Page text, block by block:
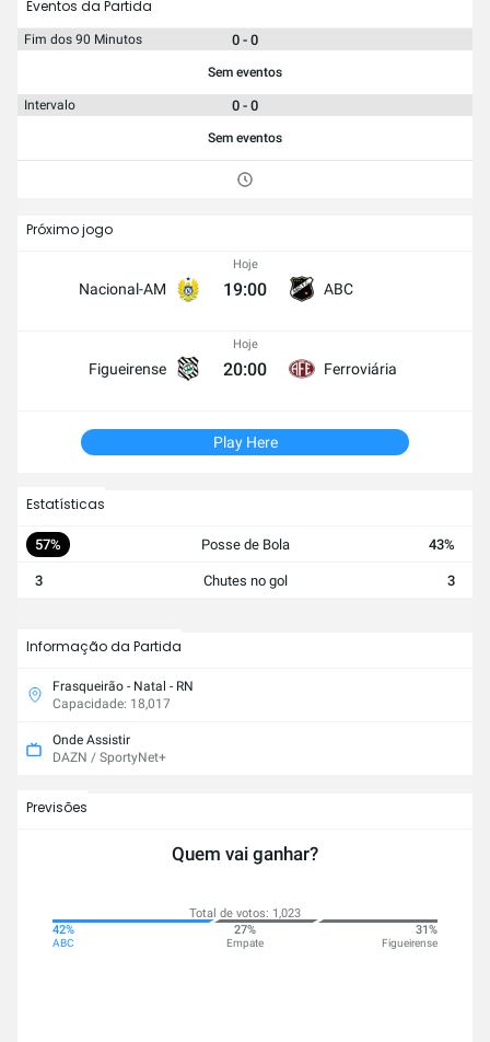
Eventos da Partida
Fim dos 90 Minutos 0 - 0
Sem eventos
Intervalo 0 - 0
Sem eventos
Próximo jogo
Nacional-AM
Hoje
19:00 ABC
Figueirense
Hoje
20:00 Ferroviária
Play Here
Estatísticas
57% Posse de Bola 43%
3 Chutes no gol 3
Informação da Partida
Frasqueirão - Natal - RN
Capacidade: 18,017
Onde Assistir
DAZN / SportyNet+
Previsões
Quem vai ganhar?
Total de votos: 1,023
42%
ABC
27%
Empate
31%
Figueirense